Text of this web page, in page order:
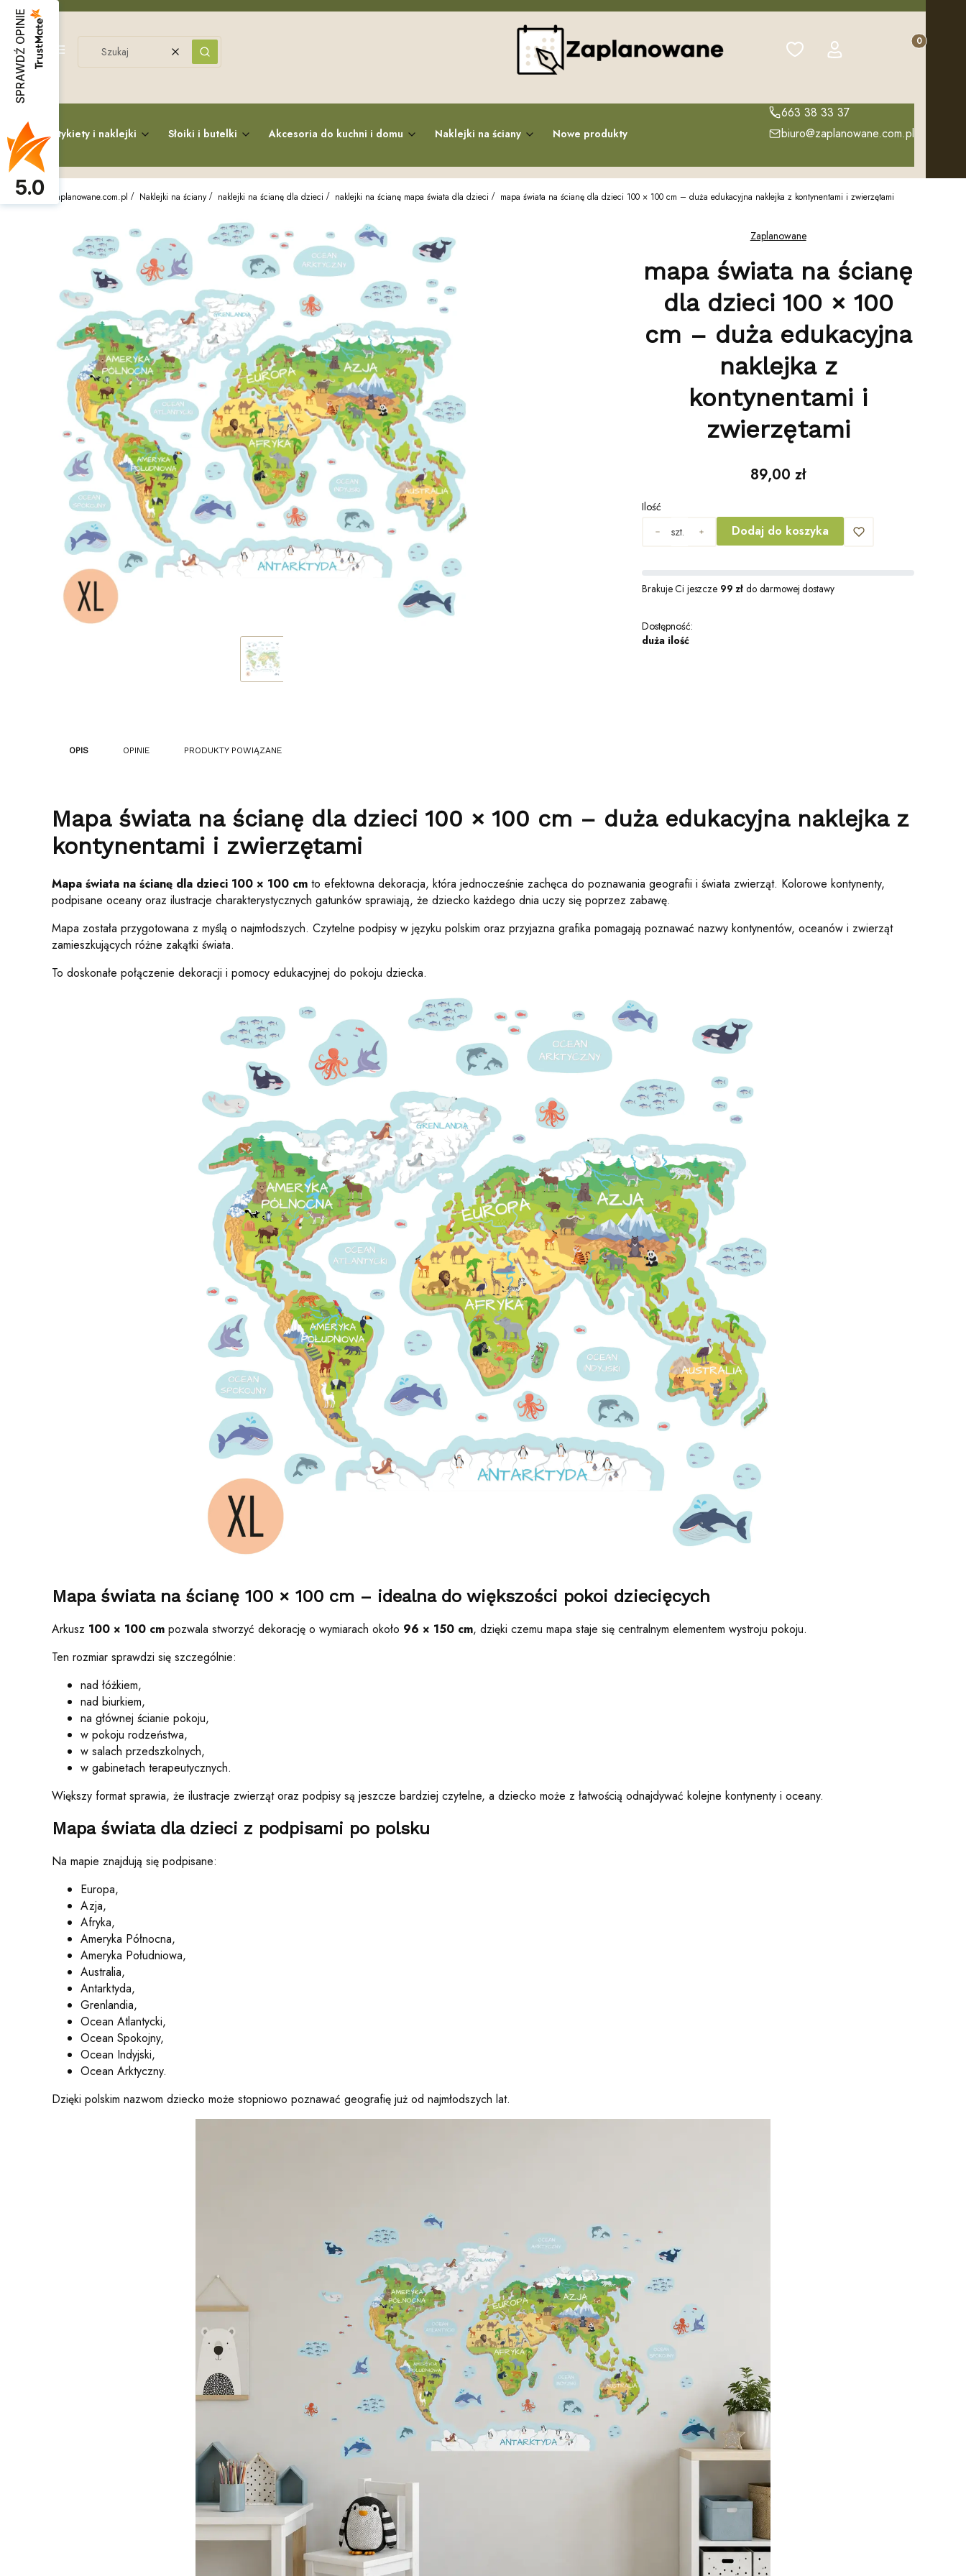
Menu
WyczyśćSzukaj
Ulubione Zaloguj się Produkty w
Koszyk
Etykiety i naklejki Słoiki i butelki Akcesoria do kuchni i domu Naklejki na ściany Nowe produkty
663 38 33 37
biuro@zaplanowane.com.pl
zaplanowane.com.pl Naklejki na ściany naklejki na ścianę dla dzieci naklejki na ścianę mapa świata dla dzieci mapa świata na ścianę dla dzieci 100 × 100 cm – duża edukacyjna naklejka z kontynentami i zwierzętami
Zaplanowane
mapa świata na ścianę
dla dzieci 100 × 100
cm – duża edukacyjna
naklejka z
kontynentami i
zwierzętami
Cena
89,00 zł
Ilość
szt.
Dodaj do koszyka
Brakuje Ci jeszcze 99 zł do darmowej dostawy
Dostępność:
duża ilość
OPIS OPINIE PRODUKTY POWIĄZANE
Mapa świata na ścianę dla dzieci 100 × 100 cm – duża edukacyjna naklejka z
kontynentami i zwierzętami
Mapa świata na ścianę dla dzieci 100 × 100 cm to efektowna dekoracja, która jednocześnie zachęca do poznawania geografii i świata zwierząt. Kolorowe kontynenty,
podpisane oceany oraz ilustracje charakterystycznych gatunków sprawiają, że dziecko każdego dnia uczy się poprzez zabawę.
Mapa została przygotowana z myślą o najmłodszych. Czytelne podpisy w języku polskim oraz przyjazna grafika pomagają poznawać nazwy kontynentów, oceanów i zwierząt
zamieszkujących różne zakątki świata.
To doskonałe połączenie dekoracji i pomocy edukacyjnej do pokoju dziecka.
Mapa świata na ścianę 100 × 100 cm – idealna do większości pokoi dziecięcych
Arkusz 100 × 100 cm pozwala stworzyć dekorację o wymiarach około 96 × 150 cm, dzięki czemu mapa staje się centralnym elementem wystroju pokoju.
Ten rozmiar sprawdzi się szczególnie:
nad łóżkiem,
nad biurkiem,
na głównej ścianie pokoju,
w pokoju rodzeństwa,
w salach przedszkolnych,
w gabinetach terapeutycznych.
Większy format sprawia, że ilustracje zwierząt oraz podpisy są jeszcze bardziej czytelne, a dziecko może z łatwością odnajdywać kolejne kontynenty i oceany.
Mapa świata dla dzieci z podpisami po polsku
Na mapie znajdują się podpisane:
Europa,
Azja,
Afryka,
Ameryka Północna,
Ameryka Południowa,
Australia,
Antarktyda,
Grenlandia,
Ocean Atlantycki,
Ocean Spokojny,
Ocean Indyjski,
Ocean Arktyczny.
Dzięki polskim nazwom dziecko może stopniowo poznawać geografię już od najmłodszych lat.
SPRAWDŹ OPINIE
5.0